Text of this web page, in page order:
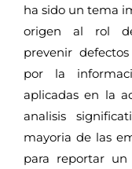
ha sido un tema
origen al rol
prevenir
por la
aplicadas en la
analisis
mayoria de las
para reportar